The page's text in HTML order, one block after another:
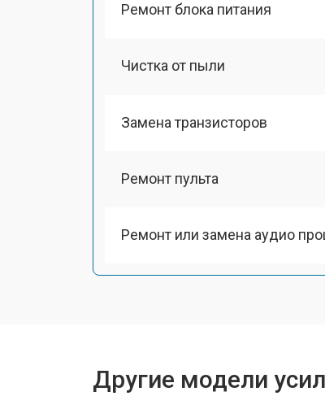
Ремонт блока питания
Чистка от пыли
Замена транзисторов
Ремонт пульта
Ремонт или замена аудио
Другие модели